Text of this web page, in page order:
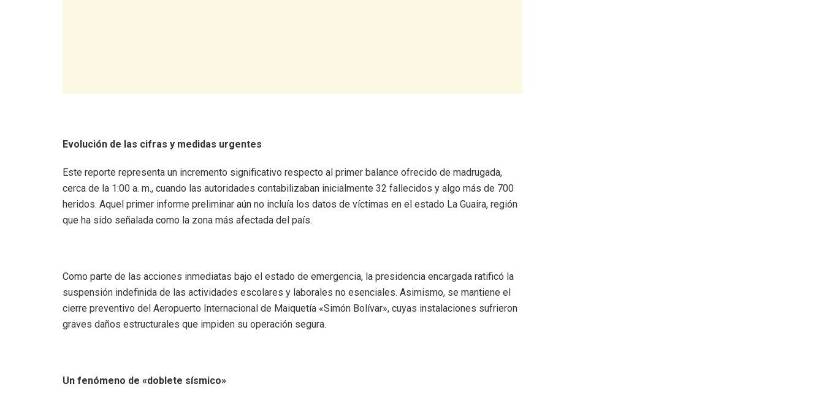
Evolución de las cifras y medidas urgentes
Este reporte representa un incremento significativo respecto al primer balance ofrecido de madrugada,
cerca de la 1:00 a. m., cuando las autoridades contabilizaban inicialmente 32 fallecidos y algo más de 700
heridos. Aquel primer informe preliminar aún no incluía los datos de víctimas en el estado La Guaira, región
que ha sido señalada como la zona más afectada del país.
Como parte de las acciones inmediatas bajo el estado de emergencia, la presidencia encargada ratificó la
suspensión indefinida de las actividades escolares y laborales no esenciales. Asimismo, se mantiene el
cierre preventivo del Aeropuerto Internacional de Maiquetía «Simón Bolívar», cuyas instalaciones sufrieron
graves daños estructurales que impiden su operación segura.
Un fenómeno de «doblete sísmico»